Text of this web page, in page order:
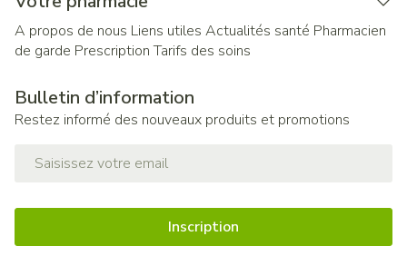
A propos de nous Liens utiles Actualités santé Pharmacien
de garde Prescription Tarifs des soins
Bulletin d’information
Restez informé des nouveaux produits et promotions
Inscription